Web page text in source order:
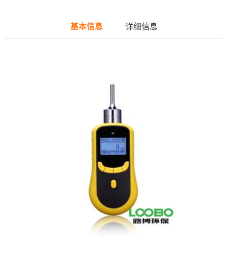
基本信息 详细信息